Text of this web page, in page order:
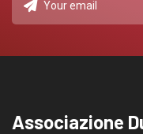
Associazione